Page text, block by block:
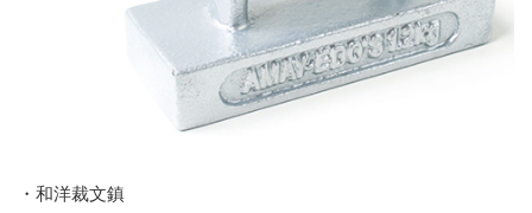
・和洋裁文鎮